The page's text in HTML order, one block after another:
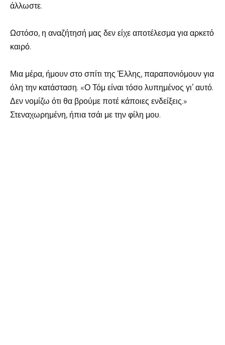
άλλωστε.
Ωστόσο, η αναζήτησή μας δεν είχε αποτέλεσμα για αρκετό
καιρό.
Μια μέρα, ήμουν στο σπίτι της Έλλης, παραπονιόμουν για
όλη την κατάσταση. «Ο Τόμ είναι τόσο λυπημένος γι’ αυτό.
Δεν νομίζω ότι θα βρούμε ποτέ κάποιες ενδείξεις.»
Στεναχωρημένη, ήπια τσάι με την φίλη μου.